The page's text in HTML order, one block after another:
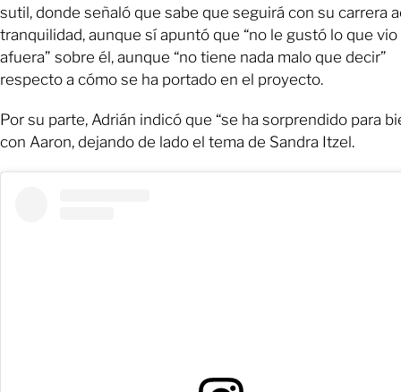
sutil, donde señaló que sabe que seguirá con su carrera
tranquilidad, aunque sí apuntó que “no le gustó lo que vio
afuera” sobre él, aunque “no tiene nada malo que decir”
respecto a cómo se ha portado en el proyecto.
Por su parte, Adrián indicó que “se ha sorprendido para
con Aaron, dejando de lado el tema de Sandra Itzel.